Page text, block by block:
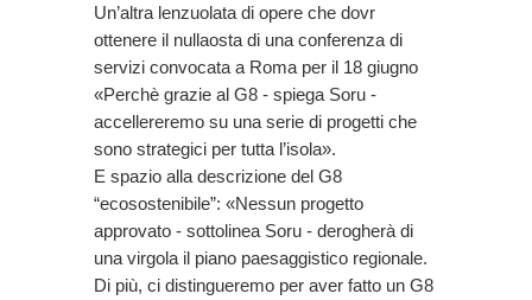
Un’altra lenzuolata di opere che dovr
ottenere il nullaosta di una conferenza di
servizi convocata a Roma per il 18 giugno
«Perchè grazie al G8 - spiega Soru -
accellereremo su una serie di progetti che
sono strategici per tutta l’isola».
E spazio alla descrizione del G8
“ecosostenibile”: «Nessun progetto
approvato - sottolinea Soru - derogherà di
una virgola il piano paesaggistico regionale.
Di più, ci distingueremo per aver fatto un G8